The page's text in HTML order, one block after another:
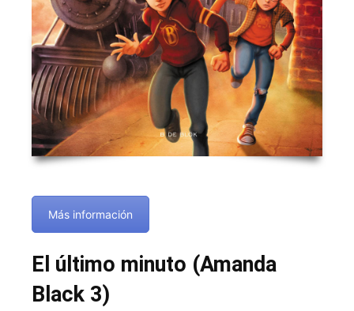
Más información
El último minuto (Amanda
Black 3)